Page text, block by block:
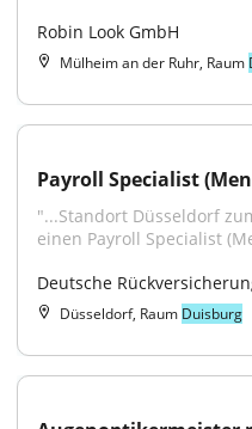
Robin Look GmbH
Mülheim an der Ruhr, Raum
Payroll Specialist
"...Standort Düsseldorf
einen Payroll Specialist
Deutsche
Düsseldorf, Raum Duisburg